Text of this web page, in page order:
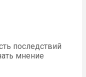
последствий
мнение